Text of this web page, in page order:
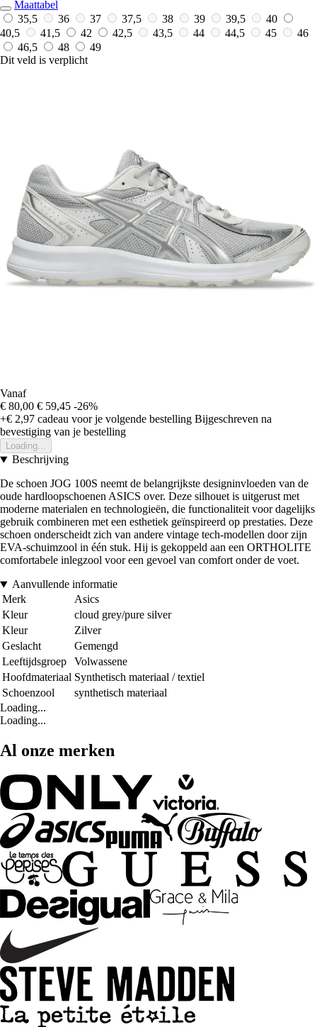
Maattabel
35,5
36 37 37,5 38 39 39,5
40
40,5
41,5 42 42,5 43,5 44 44,5 45
46
46,5
48
49
Dit veld is verplicht
Vanaf
€ 80,00 € 59,45 -26%
+€ 2,97 cadeau voor je volgende bestelling Bijgeschreven na
bevestiging van je bestelling
Loading...
Beschrijving
De schoen JOG 100S neemt de belangrijkste designinvloeden van de
oude hardloopschoenen ASICS over. Deze silhouet is uitgerust met
moderne materialen en technologieën, die functionaliteit voor dagelijks
gebruik combineren met een esthetiek geïnspireerd op prestaties. Deze
schoen onderscheidt zich van andere vintage tech-modellen door zijn
EVA-schuimzool in één stuk. Hij is gekoppeld aan een ORTHOLITE
comfortabele inlegzool voor een gevoel van comfort onder de voet.
Aanvullende informatie
Merk
Asics
Kleur
cloud grey/pure silver
Kleur
Zilver
Geslacht
Gemengd
Leeftijdsgroep
Volwassene
Hoofdmateriaal Synthetisch materiaal / textiel
Schoenzool
synthetisch materiaal
Loading...
Loading...
Al onze merken